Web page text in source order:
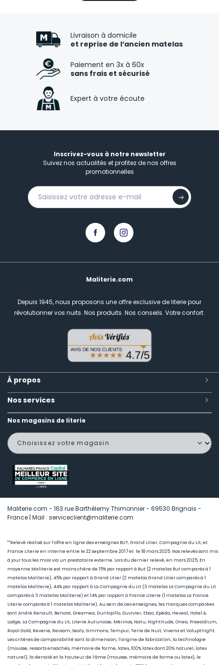
Livraison à domicile
et reprise de l’ancien matelas
Paiement en 3x à 60x
sans frais et sécurisé
Expert à votre écoute
Inscrivez-vous à notre newsletter
Suivez nos actualités et profitez de nos offres
promotionnelles
Maliterie.com
Depuis 1945, nous proposons une offre exclusive de literie pour
révolutionner vos nuits. Nos produits. Nos conseils. Votre confort.
À propos
Nos services
Nos magasins de literie
Maliterie.com - 163 rue Barthélemy Thimonnier - 69530 Brignais -
France | Mail : serviceclient@maliterie.com
"*Relevé réalisé sur l’offre en ligne des enseignes BUT, Grand Litier, Compagnie du Lit, et
France Literie en interne entre le 22 septembre 2017 et le 18 mars 2025. Nos relevés sont mis
à jour tous les mois via un prestataire externe. Lors du dernier relevé, en mars 2025, En
moyenne Maliterie est moins chère de 15% par rapport à But (2 matelas But comparés à 1
matelas Maliterie), 45% par rapport à Grand Litier (2 matelas Grand Litier comparés à 1
matelas Maliterie), 44% par rapport à La Compagnie du Lit (3 matelas La Compagnie du Lit
comparés à 3 matelas Maliterie) et 14% par rapport à France Literie (1 matelas La France
Literie comparés à 1 matelas Maliterie). Au sein de ces enseignes, les marques comparées
sont André Renault, Benoist, Dreamea, Dunlopillo, Duvivier, Ebac, Epéda, Heveal, Hotel &
Lodge, La Compagnie du Lit, Literie Autunoise, Mérinos, Natu, Nightitude, Onea, Praesidium,
Royal Gold, Reverie, Revsom, Sealy, Simmons, Tempur, Terre de Nuit, Vivena et Voluptnight.
Les critères de comparabilité sont la dimension, l’origine de fabrication, la technologie
(mousse, ressorts ensachés, mémoire de forme, latex, 100% latex dont 20% naturel, latex
naturel), la densité et la hauteur de l’âme (mousse, mémoire de forme ou latex), le